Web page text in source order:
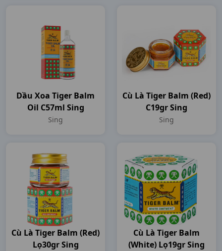
Dầu Xoa Tiger Balm
Oil C57ml Sing
Sing
Cù Là Tiger Balm (red)
C19gr Sing
Sing
Cù Là Tiger Balm (red)
Lọ30gr Sing
Cù Là Tiger Balm
(white) Lọ19gr Sing